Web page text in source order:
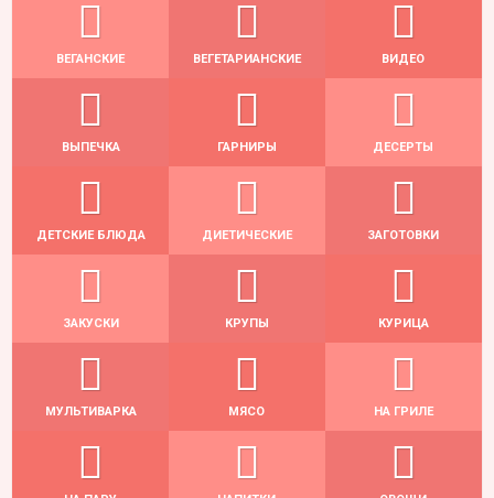
ВЕГАНСКИЕ ВЕГЕТАРИАНСКИЕ ВИДЕО
ВЫПЕЧКА ГАРНИРЫ ДЕСЕРТЫ
ДЕТСКИЕ БЛЮДА ДИЕТИЧЕСКИЕ ЗАГОТОВКИ
ЗАКУСКИ КРУПЫ КУРИЦА
МУЛЬТИВАРКА МЯСО НА ГРИЛЕ